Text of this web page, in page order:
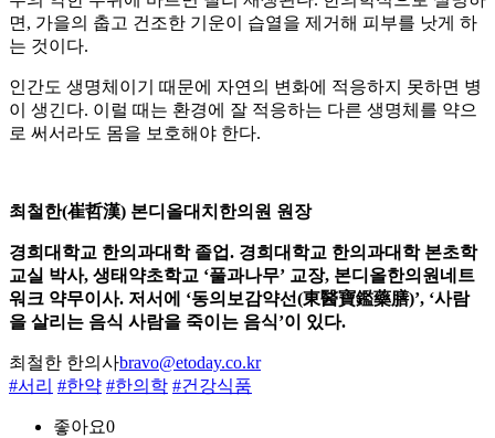
면, 가을의 춥고 건조한 기운이 습열을 제거해 피부를 낫게 하
는 것이다.
인간도 생명체이기 때문에 자연의 변화에 적응하지 못하면 병
이 생긴다. 이럴 때는 환경에 잘 적응하는 다른 생명체를 약으
로 써서라도 몸을 보호해야 한다.
최철한(崔哲漢) 본디올대치한의원 원장
경희대학교 한의과대학 졸업. 경희대학교 한의과대학 본초학
교실 박사, 생태약초학교 ‘풀과나무’ 교장, 본디올한의원네트
워크 약무이사. 저서에 ‘동의보감약선(東醫寶鑑藥膳)’, ‘사람
을 살리는 음식 사람을 죽이는 음식’이 있다.
최철한 한의사bravo@etoday.co.kr
#서리 #한약 #한의학 #건강식품
좋아요0